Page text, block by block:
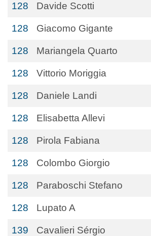
128 Davide Scotti
128 Giacomo Gigante
128 Mariangela Quarto
128 Vittorio Moriggia
128 Daniele Landi
128 Elisabetta Allevi
128 Pirola Fabiana
128 Colombo Giorgio
128 Paraboschi Stefano
128 Lupato A
139 Cavalieri Sérgio